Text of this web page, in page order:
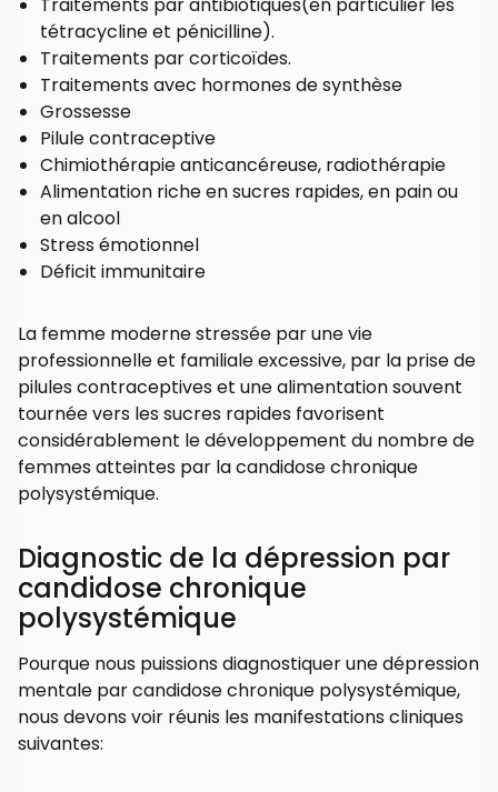
Traitements par antibiotiques(en particulier les
tétracycline et pénicilline).
Traitements par corticoïdes.
Traitements avec hormones de synthèse
Grossesse
Pilule contraceptive
Chimiothérapie anticancéreuse, radiothérapie
Alimentation riche en sucres rapides, en pain ou
en alcool
Stress émotionnel
Déficit immunitaire
La femme moderne stressée par une vie
professionnelle et familiale excessive, par la prise de
pilules contraceptives et une alimentation souvent
tournée vers les sucres rapides favorisent
considérablement le développement du nombre de
femmes atteintes par la candidose chronique
polysystémique.
Diagnostic de la dépression par
candidose chronique
polysystémique
Pourque nous puissions diagnostiquer une dépression
mentale par candidose chronique polysystémique,
nous devons voir réunis les manifestations cliniques
suivantes: